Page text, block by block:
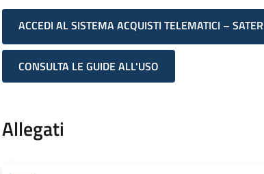
ACCEDI AL SISTEMA ACQUISTI TELEMATICI – SATER
CONSULTA LE GUIDE ALL'USO
Allegati